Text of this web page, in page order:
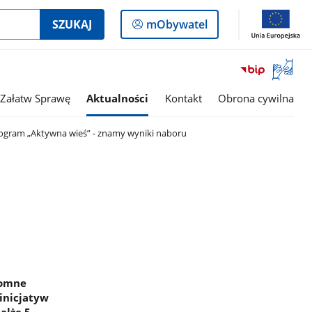
SZUKAJ
Logowanie
do
mObywatel
Otwórz
okno
z
Załatw Sprawę Aktualności Kontakt Obrona cywilna
„Aktywna wieś” - znamy wyniki naboru